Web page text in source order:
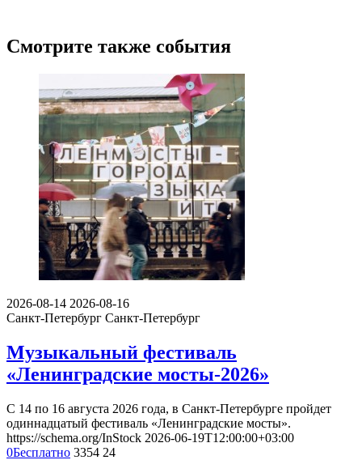
Смотрите также события
2026-08-14 2026-08-16
Санкт-Петербург Санкт-Петербург
Музыкальный фестиваль
«Ленинградские мосты-2026»
С 14 по 16 августа 2026 года, в Санкт-Петербурге пройдет
одиннадцатый фестиваль «Ленинградские мосты».
https://schema.org/InStock 2026-06-19T12:00:00+03:00
0Бесплатно 3354 24